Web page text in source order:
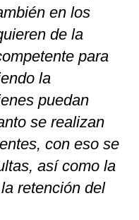
en los
de la
para
la
puedan
se realizan
con eso se
así como la
retención del